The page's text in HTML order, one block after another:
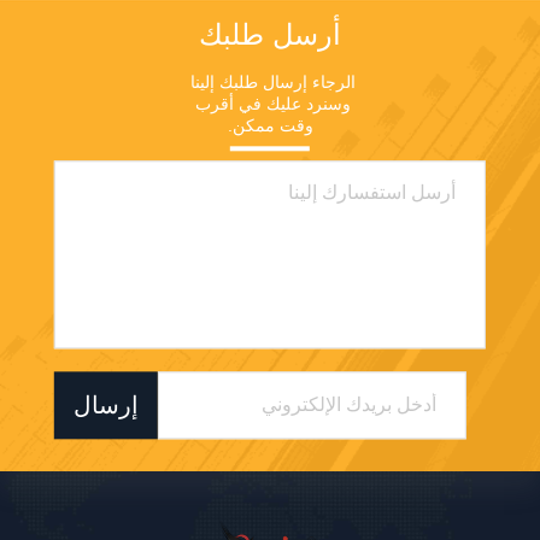
أرسل طلبك
وقت ممكن.
إرسال